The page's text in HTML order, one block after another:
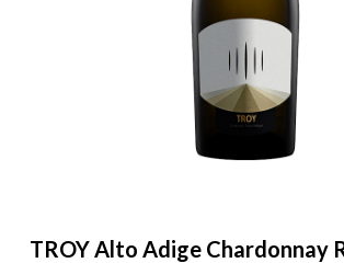
TROY Alto Adige Chardonnay